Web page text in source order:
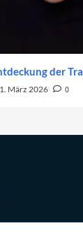
der
1. März 2026 0